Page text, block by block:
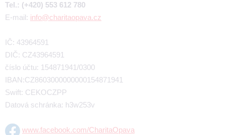
Tel.: (+420) 553 612 780
E-mail: info@charitaopava.cz
IČ: 43964591
DIČ: CZ43964591
číslo účtu: 154871941/0300
IBAN:CZ8603000000000154871941
Swift: CEKOCZPP
Datová schránka: h3w253v
www.facebook.com/CharitaOpava